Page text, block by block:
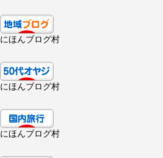
にほんブログ村
にほんブログ村
にほんブログ村